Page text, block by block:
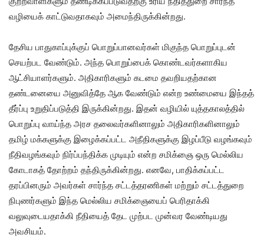
வழியைக் காட்டுவதாகவும் அமைந்திருக்கின்றது.
தேசிய பாதுகாப்புக்குப் பொறுப்பானவர்கள் மிகுந்த பொறுப்புடன்
செயற்பட வேண்டும். அந்த பொறுப்பைக் கொண்டவர்களாகிய
ஆட்சியாளர்களும். அதிகாரிகளும் கடமை தவறியதற்கான
தண்டனையை அனுவித்தே ஆக வேண்டும் என்ற உண்மையை இந்தத்
தீர்ப்பு உறுதிப்படுத்தி இருக்கின்றது. இதன் வழியில் யுத்தகாலத்தில்
பொறுப்பு வாய்ந்த அரச தலைவர்களினாலும் அதிகாரிகளினாலும்
தமிழ் மக்களுக்கு இழைக்கப்பட்ட அநீதிகளுக்கு இழப்பீடு வழங்கவும்
நீதிவழங்கவும் நிர்ப்பந்திக்க முடியும் என்ற சமிக்ஞை ஒரு மெல்லிய
கோடாகத் தோற்றம் தந்திருக்கின்றது. எனவே, பாதிக்கப்பட்ட
தரப்பினரும் அவர்கள் சார்ந்த சட்டத்தரணிகள் மற்றும் சட்டத்துறை
நிபுணர்களும் இந்த மெல்லிய சமிக்ஞையைப் பெரிதாக்கி
வலுவுடையதாக்கி நீதியைத் தேட முற்பட முன்வர வேண்டியது
அவசியம்.